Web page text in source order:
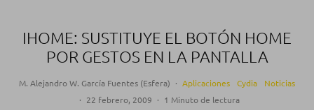
IHOME: SUSTITUYE EL BOTÓN HOME
POR GESTOS EN LA PANTALLA
M. Alejandro W. García Fuentes (Esfera) · Aplicaciones Cydia
Noticias
· 22 febrero, 2009 · 1 Minuto de lectura